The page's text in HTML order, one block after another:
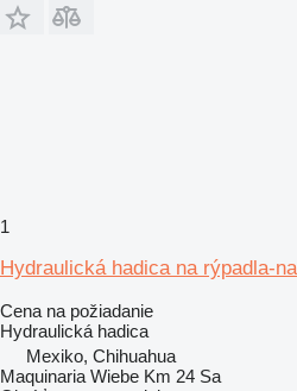
1
Hydraulická hadica na rýpadla-
Cena na požiadanie
Hydraulická hadica
Mexiko, Chihuahua
Maquinaria Wiebe Km 24 Sa